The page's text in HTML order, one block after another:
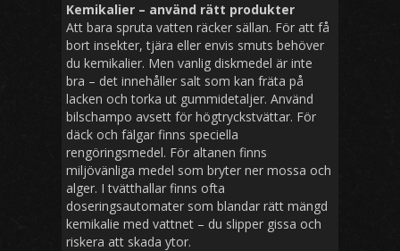
Kemikalier – använd rätt produkter
Att bara spruta vatten räcker sällan. För att få
bort insekter, tjära eller envis smuts behöver
du kemikalier. Men vanlig diskmedel är inte
bra – det innehåller salt som kan fräta på
lacken och torka ut gummidetaljer. Använd
bilschampo avsett för högtryckstvättar. För
däck och fälgar finns speciella
rengöringsmedel. För altanen finns
miljövänliga medel som bryter ner mossa och
alger. I tvätthallar finns ofta
doseringsautomater som blandar rätt mängd
kemikalie med vattnet – du slipper gissa och
riskera att skada ytor.